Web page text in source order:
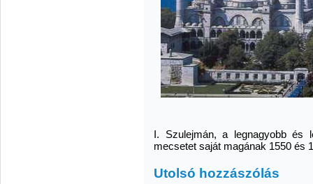
I. Szulejmán, a legnagyobb és
mecsetet saját magának 1550 és
Utolsó hozzászólás